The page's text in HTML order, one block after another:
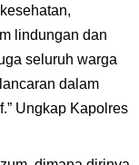
lindungan dan
seluruh warga
dalam
Ungkap Kapolres